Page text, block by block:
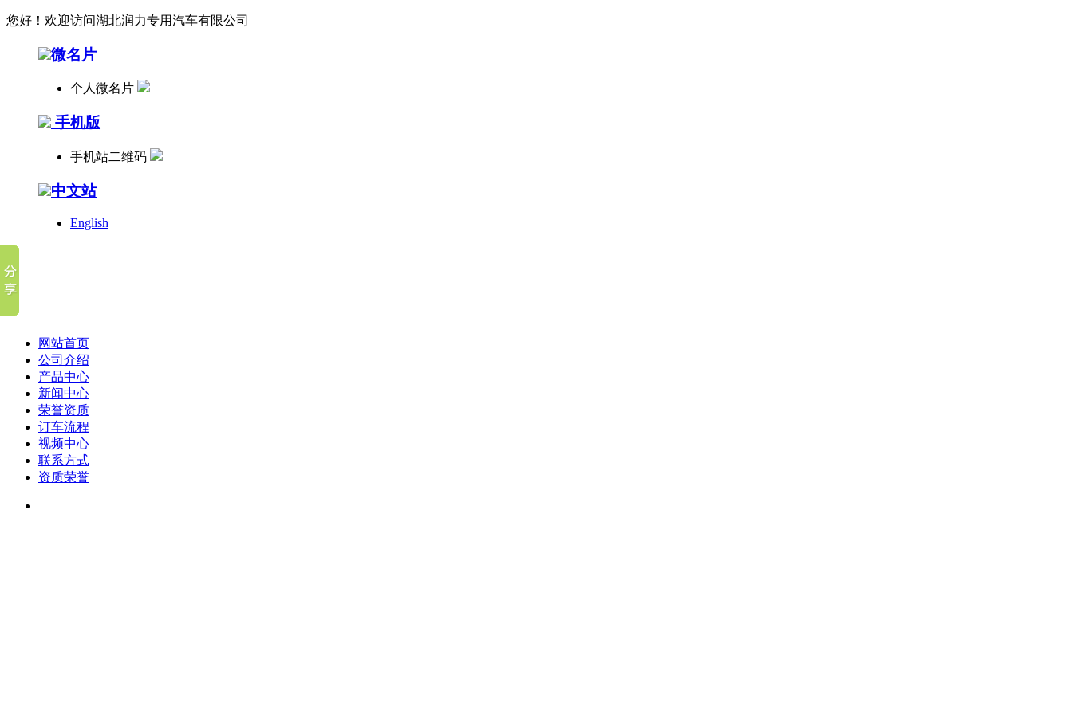
您好！欢迎访问湖北润力专用汽车有限公司
微名片
个人微名片
手机版
手机站二维码
中文站
English
网站首页
公司介绍
产品中心
新闻中心
荣誉资质
订车流程
视频中心
联系方式
资质荣誉